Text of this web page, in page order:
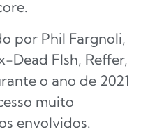
por Phil Fargnoli,
Dead FIsh, Reffer,
o ano de 2021
muito
envolvidos.